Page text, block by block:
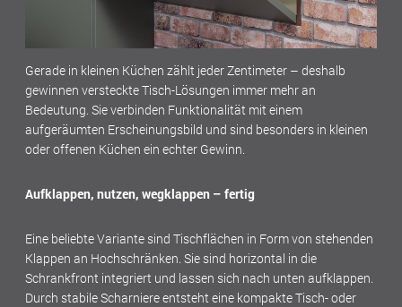
Gerade in kleinen Küchen zählt jeder Zentimeter – deshalb
gewinnen versteckte Tisch-Lösungen immer mehr an
Bedeutung. Sie verbinden Funktionalität mit einem
aufgeräumten Erscheinungsbild und sind besonders in kleinen
oder offenen Küchen ein echter Gewinn.
Aufklappen, nutzen, wegklappen – fertig
Eine beliebte Variante sind Tischflächen in Form von stehenden
Klappen an Hochschränken. Sie sind horizontal in die
Schrankfront integriert und lassen sich nach unten aufklappen.
Durch stabile Scharniere entsteht eine kompakte Tisch- oder